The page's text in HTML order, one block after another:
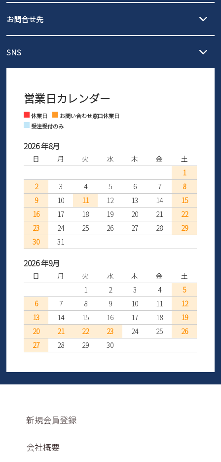
3,980円（税込）以上お買い上げで送料無料
発送日・送料詳細については
ご利用ください。
発送日・送料詳細についてはご利用ガイドを
ご利用ください。
の片道無料サービスを実施中！
ントとしても安心してご利用いただけるよう、サイズ交換の受付期
さい。
お問合せ先
営業時間：11時～17時
※土日祝はお問い合わせ窓口休業日となります。
SNS
Facebook Instagram
営業日カレンダー
休業日
お問い合わせ窓口休業日
受注受付のみ
2026 年8月
日 月 火 水 木 金
土
1
2
3 4 5 6 7
8
9
10 11 12 13 14
15
16
17 18 19 20 21
22
23
24 25 26 27 28
29
30
31
2026 年9月
日 月 火 水 木 金
土
1
2 3 4
5
6
7 8 9 10 11
12
13
14 15 16 17 18
19
20
21 22 23 24 25
26
27
28 29 30
新規会員登録
会社概要